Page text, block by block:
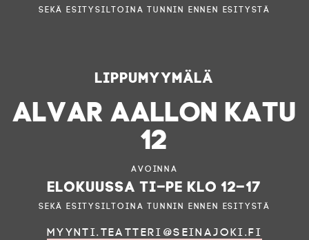
sekä esitysiltoina tunnin ennen esitystä
Lippumyymälä
ALVAR AALLON KATU
12
Avoinna
elokuussa ti–pe klo 12–17
sekä esitysiltoina tunnin ennen esitystä
myynti.teatteri@seinajoki.fi